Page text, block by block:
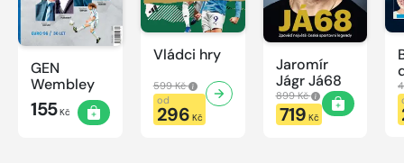
GEN
Wembley
155Kč
Vládci hry
599 Kč
od
296 Kč
Jaromír
Jágr Já68
899 Kč
719 Kč